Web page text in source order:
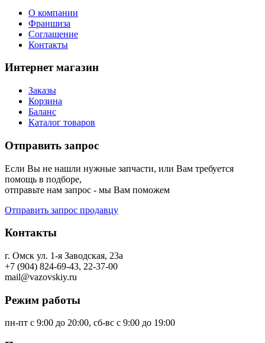
О компании
Франшиза
Соглашение
Контакты
Интернет магазин
Заказы
Корзина
Баланс
Каталог товаров
Отправить запрос
Если Вы не нашли нужные запчасти, или Вам требуется
помощь в подборе,
отправьте нам запрос - мы Вам поможем
Отправить запрос продавцу
Контакты
г. Омск ул. 1-я Заводская, 23а
+7 (904) 824-69-43, 22-37-00
mail@vazovskiy.ru
Режим работы
пн-пт с 9:00 до 20:00, сб-вс с 9:00 до 19:00